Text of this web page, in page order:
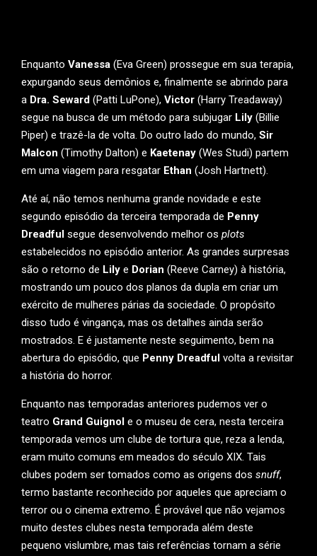
Enquanto Vanessa (Eva Green) prossegue em sua terapia,
expurgando seus demônios e, finalmente se abrindo para
a Dra. Seward (Patti LuPone), Victor (Harry Treadaway)
segue na busca de um método para subjugar Lily (Billie
Piper) e trazê-la de volta. Do outro lado do mundo, Sir
Malcon (Timothy Dalton) e Kaetenay (Wes Studi) partem
em uma viagem para resgatar Ethan (Josh Hartnett).
Até aí, não temos nenhuma grande novidade e este
segundo episódio da terceira temporada de Penny
Dreadful segue desenvolvendo melhor os plots
estabelecidos no episódio anterior. As grandes surpresas
são o retorno de Lily e Dorian (Reeve Carney) à história,
mostrando um pouco dos planos da dupla em criar um
exército de mulheres párias da sociedade. O propósito
disso tudo é vingança, mas os detalhes ainda serão
mostrados. E é justamente neste seguimento, bem na
abertura do episódio, que Penny Dreadful volta a revisitar
a história do horror.
Enquanto nas temporadas anteriores pudemos ver o
teatro Grand Guignol e o museu de cera, nesta terceira
temporada vemos um clube de tortura que, reza a lenda,
eram muito comuns em meados do século XIX. Tais
clubes podem ser tomados como as origens dos snuff,
termo bastante reconhecido por aqueles que apreciam o
terror ou o cinema extremo. É provável que não vejamos
muito destes clubes nesta temporada além deste
pequeno vislumbre, mas tais referências tornam a série